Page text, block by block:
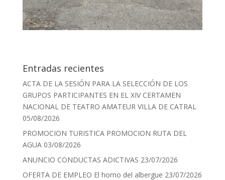
Entradas recientes
ACTA DE LA SESIÓN PARA LA SELECCIÓN DE LOS
GRUPOS PARTICIPANTES EN EL XIV CERTAMEN
NACIONAL DE TEATRO AMATEUR VILLA DE CATRAL
05/08/2026
PROMOCION TURISTICA PROMOCION RUTA DEL
AGUA 03/08/2026
ANUNCIO CONDUCTAS ADICTIVAS 23/07/2026
OFERTA DE EMPLEO El horno del albergue 23/07/2026